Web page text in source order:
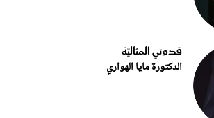
قدوتي المثاليّة
الدكتورة مايا الهواري